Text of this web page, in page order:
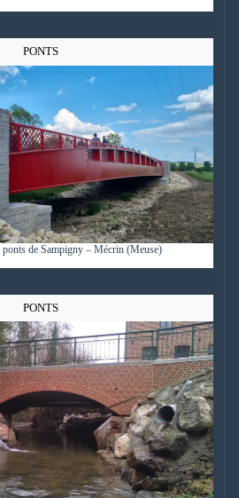
PONTS
ponts de Sampigny – Mécrin (Meuse)
PONTS